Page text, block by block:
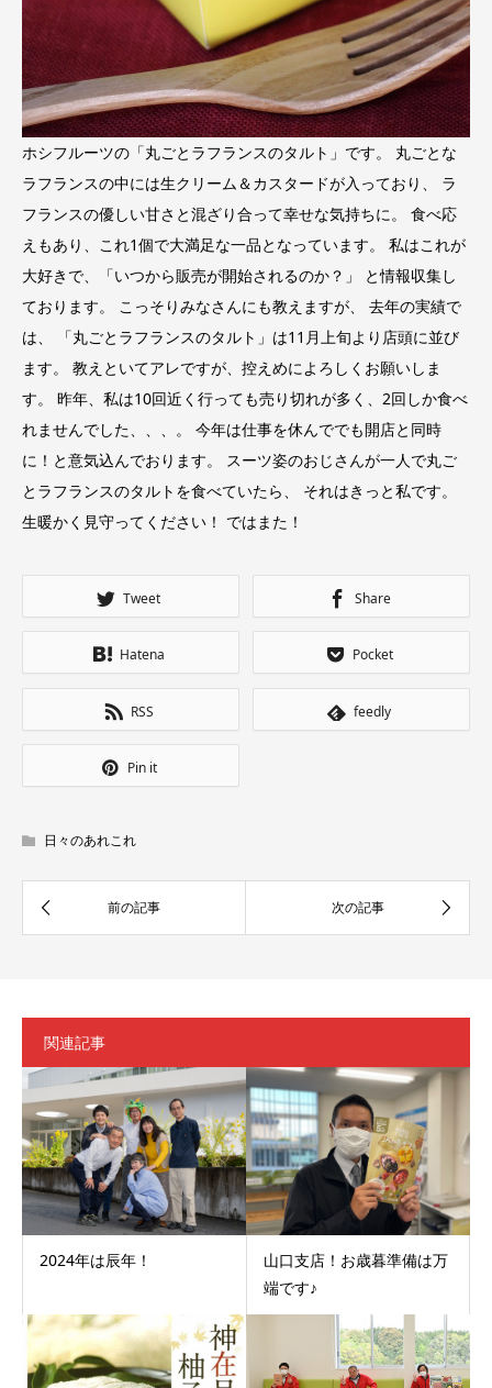
ホシフルーツの「丸ごとラフランスのタルト」です。 丸ごとな
ラフランスの中には生クリーム＆カスタードが入っており、 ラ
フランスの優しい甘さと混ざり合って幸せな気持ちに。 食べ応
えもあり、これ1個で大満足な一品となっています。 私はこれが
大好きで、「いつから販売が開始されるのか？」 と情報収集し
ております。 こっそりみなさんにも教えますが、 去年の実績で
は、 「丸ごとラフランスのタルト」は11月上旬より店頭に並び
ます。 教えといてアレですが、控えめによろしくお願いしま
す。 昨年、私は10回近く行っても売り切れが多く、2回しか食べ
れませんでした、、、。 今年は仕事を休んででも開店と同時
に！と意気込んでおります。 スーツ姿のおじさんが一人で丸ご
とラフランスのタルトを食べていたら、 それはきっと私です。
生暖かく見守ってください！ ではまた！
Tweet Share
Hatena Pocket
RSS feedly
Pin it
日々のあれこれ
関連記事
2024年は辰年！
山口支店！お歳暮準備は万
端です♪